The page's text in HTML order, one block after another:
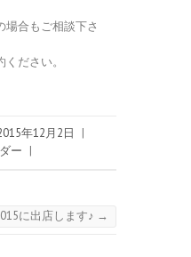
場合もご相談下さ
ださい。
年12月2日
ー
に出店します♪ →